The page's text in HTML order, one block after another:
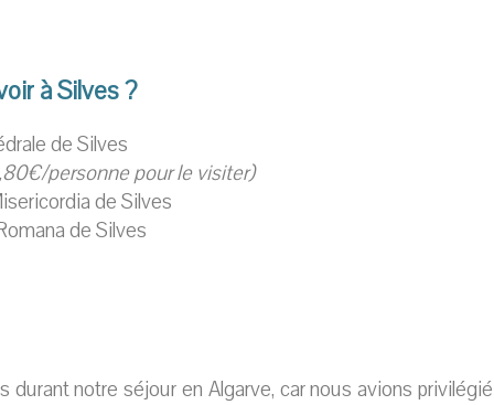
à Silves ?
de Silves
personne pour le visiter)
de Silves
de Silves
notre séjour en Algarve, car nous avions privilégié